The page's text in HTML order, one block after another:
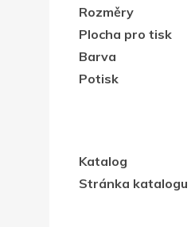
Rozměry
Plocha pro tisk
Barva
Potisk
Katalog
Stránka katalogu